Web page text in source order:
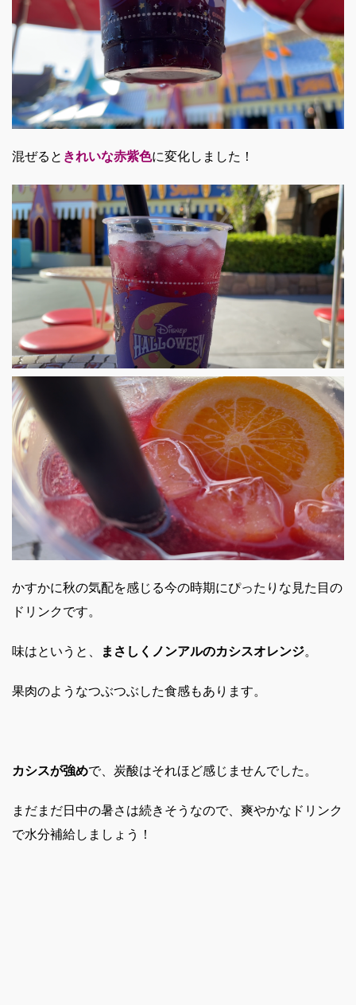
混ぜると きれいな赤紫色に変化しました！
かすかに秋の気配を感じる今の時期にぴったりな見た目の
ドリンクです。
味はというと、 まさしくノンアルのカシスオレンジ。
果肉のようなつぶつぶした食感もあります。
カシスが強めで、炭酸はそれほど感じませんでした。
まだまだ日中の暑さは続きそうなので、爽やかなドリンク
で水分補給しましょう！